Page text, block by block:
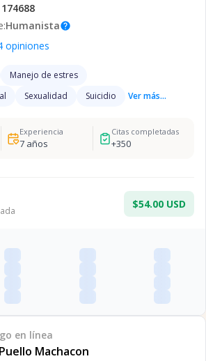
174688
Humanistahelp
opiniones
Manejo de estres
Sexualidad Suicidio Ver más...
Experiencia
7años
Citas completadas
+350
$54.00 USD
en línea
Machacon